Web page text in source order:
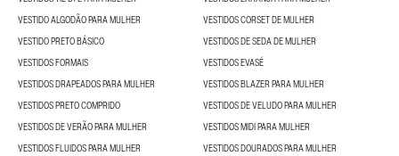
VESTIDO ALGODÃO PARA MULHER
VESTIDOS CORSET DE MULHER
VESTIDO PRETO BÁSICO
VESTIDOS DE SEDA DE MULHER
VESTIDOS FORMAIS
VESTIDOS EVASÉ
VESTIDOS DRAPEADOS PARA MULHER
VESTIDOS BLAZER PARA MULHER
VESTIDOS PRETO COMPRIDO
VESTIDOS DE VELUDO PARA MULHER
VESTIDOS DE VERÃO PARA MULHER
VESTIDOS MIDI PARA MULHER
VESTIDOS FLUIDOS PARA MULHER
VESTIDOS DOURADOS PARA MULHER